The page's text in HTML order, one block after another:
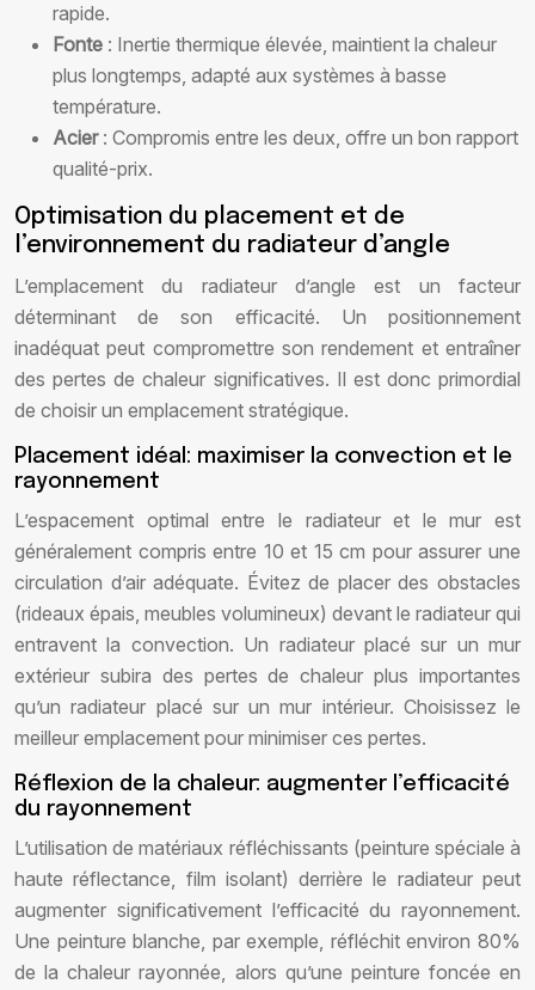
rapide.
Fonte : Inertie thermique élevée, maintient la chaleur
plus longtemps, adapté aux systèmes à basse
température.
Acier : Compromis entre les deux, offre un bon rapport
qualité-prix.
Optimisation du placement et de
l’environnement du radiateur d’angle
L’emplacement du radiateur d’angle est un facteur
déterminant de son efficacité. Un positionnement
inadéquat peut compromettre son rendement et entraîner
des pertes de chaleur significatives. Il est donc primordial
de choisir un emplacement stratégique.
Placement idéal: maximiser la convection et le
rayonnement
L’espacement optimal entre le radiateur et le mur est
généralement compris entre 10 et 15 cm pour assurer une
circulation d’air adéquate. Évitez de placer des obstacles
(rideaux épais, meubles volumineux) devant le radiateur qui
entravent la convection. Un radiateur placé sur un mur
extérieur subira des pertes de chaleur plus importantes
qu’un radiateur placé sur un mur intérieur. Choisissez le
meilleur emplacement pour minimiser ces pertes.
Réflexion de la chaleur: augmenter l’efficacité
du rayonnement
L’utilisation de matériaux réfléchissants (peinture spéciale à
haute réflectance, film isolant) derrière le radiateur peut
augmenter significativement l’efficacité du rayonnement.
Une peinture blanche, par exemple, réfléchit environ 80%
de la chaleur rayonnée, alors qu’une peinture foncée en